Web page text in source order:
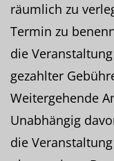
räumlich zu
Termin zu
die
gezahlter
Weitergehende
Unabhängig
die